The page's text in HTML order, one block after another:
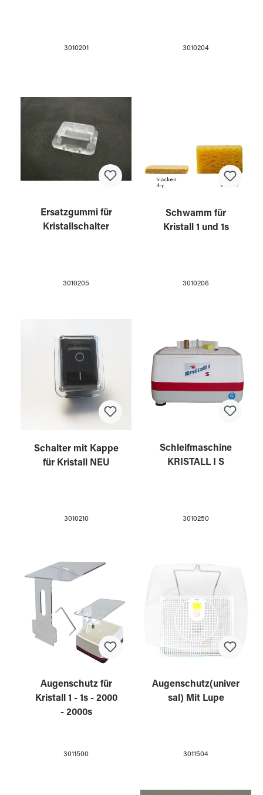
3010201 3010204
Ersatzgummi für
Kristallschalter
3010205
Schwamm für
Kristall 1 und 1s
3010206
Schalter mit Kappe
für Kristall NEU
3010210
Schleifmaschine
KRISTALL I S
3010250
Augenschutz für
Kristall 1 - 1s - 2000
- 2000s
3011500
Augenschutz(univer
sal) Mit Lupe
3011504